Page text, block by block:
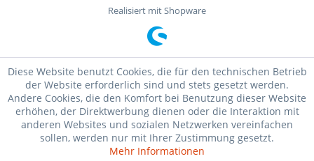
Realisiert mit Shopware
Diese Website benutzt Cookies, die für den technischen Betrieb
der Website erforderlich sind und stets gesetzt werden.
Andere Cookies, die den Komfort bei Benutzung dieser Website
erhöhen, der Direktwerbung dienen oder die Interaktion mit
anderen Websites und sozialen Netzwerken vereinfachen
sollen, werden nur mit Ihrer Zustimmung gesetzt.
Mehr Informationen